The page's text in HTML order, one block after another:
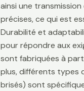
ainsi une
précises, ce qui est
Durabilité et
pour répondre aux
sont fabriquées à
plus, différents types
brisés) sont